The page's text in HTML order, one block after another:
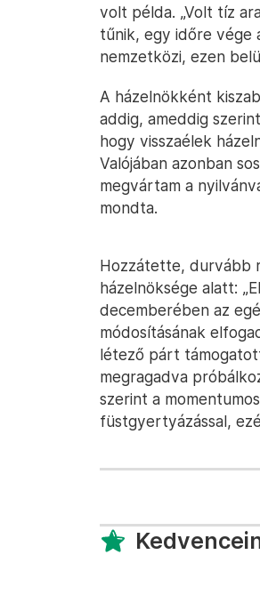
volt példa. „Volt tíz
tűnik, egy időre vége
nemzetközi, ezen
A házelnökként
addig, ameddig
hogy visszaélek
Valójában azonban
megvártam a
mondta.
Hozzátette, durvább
házelnöksége alatt:
decemberében az
módosításának
létező párt
megragadva
szerint a
füstgyertyázással,